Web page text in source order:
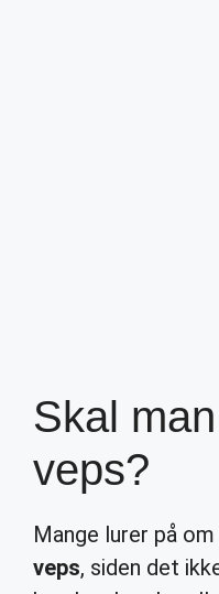
Skal
veps?
Mange lurer på
veps, siden det